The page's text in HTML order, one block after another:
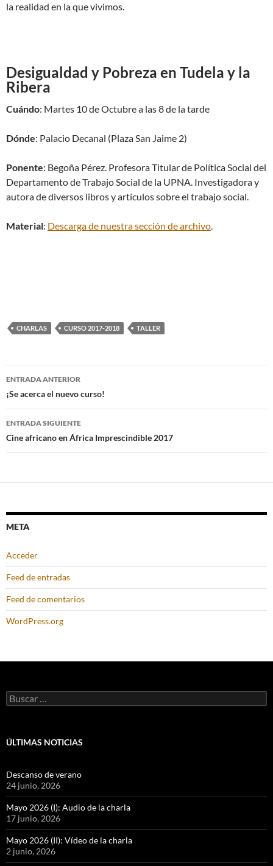
la realidad en la que vivimos.
Desigualdad y Pobreza en Tudela y la
Ribera
Cuándo: Martes 10 de Octubre a las 8 de la tarde
Dónde: Palacio Decanal (Plaza San Jaime 2)
Ponente: Begoña Pérez. Profesora Titular de Política Social del
Departamento de Trabajo Social de la UPNA. Investigadora y
autora de diversos libros y artículos sobre el trabajo social.
Material: Descarga de nuestra sección de archivo.
CHARLAS CURSO 2017-2018 TALLER
Navegación
de
entradas
ENTRADA ANTERIOR
¡Se acerca el nuevo curso!
ENTRADA SIGUIENTE
Cine africano en África Imprescindible 2017
META
Acceder
Feed de entradas
Feed de comentarios
WordPress.org
Buscar:
ÚLTIMAS NOTICIAS
Descanso de verano
24 junio, 2026
Mayo 2026 (I): Audio de la charla
17 junio, 2026
Mayo 2026 (II): Vídeo de la charla
2 junio, 2026